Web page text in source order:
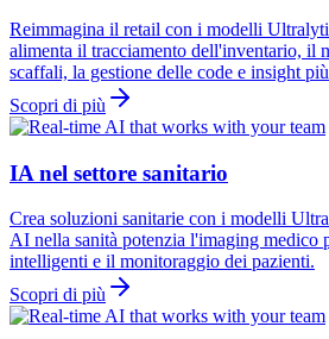
Reimmagina il retail con i modelli
alimenta il tracciamento dell'inventario, il
scaffali, la gestione delle code e insight
Scopri di più
IA nel settore sanitario
Crea soluzioni sanitarie con i modelli
AI nella sanità potenzia l'imaging medico
intelligenti e il monitoraggio dei pazienti.
Scopri di più